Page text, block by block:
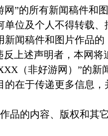
网”的所有新闻稿件和
单位及个人不得转载
新闻稿件和图片作品
反上述声明者，本网
（非好游网）”的新
的在于传递更多信息
品的内容、版权和其